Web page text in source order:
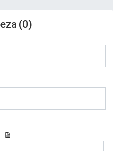
(0)